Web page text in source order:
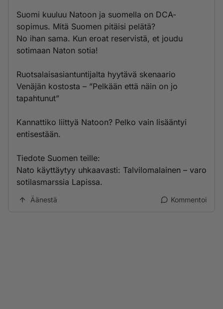
Suomi kuuluu Natoon ja suomella on DCA-
sopimus. Mitä Suomen pitäisi pelätä?
No ihan sama. Kun eroat reservistä, et joudu
sotimaan Naton sotia!
Ruotsalaisasiantuntijalta hyytävä skenaario
Venäjän kostosta – ”Pelkään että näin on jo
tapahtunut”
Kannattiko liittyä Natoon? Pelko vain lisääntyi
entisestään.
Tiedote Suomen teille:
Nato käyttäytyy uhkaavasti: Talvilomalainen – varo
sotilas­marssia Lapissa.
Äänestä Kommentoi